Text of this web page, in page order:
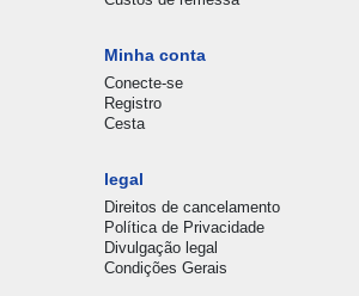
Minha conta
Conecte-se
Registro
Cesta
legal
Direitos de cancelamento
Política de Privacidade
Divulgação legal
Condições Gerais